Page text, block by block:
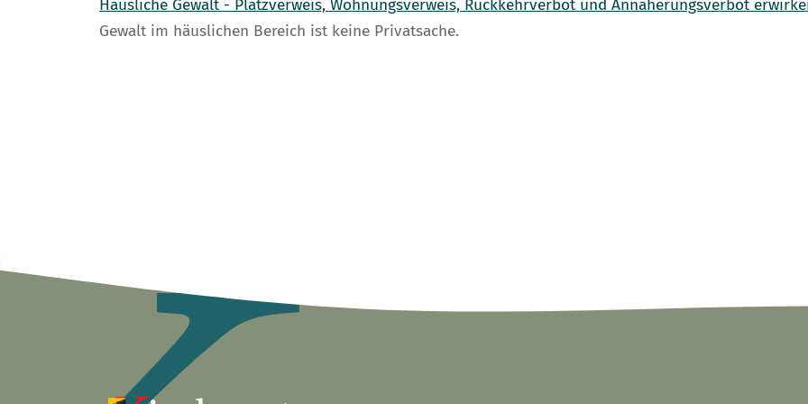
Häusliche Gewalt - Platzverweis, Wohnungsverweis, Rückkehrverbot und Annäherungsverbot
Gewalt im häuslichen Bereich ist keine Privatsache.